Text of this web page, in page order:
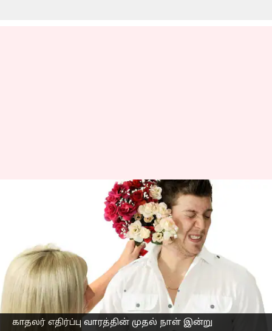
காதலர் எதிர்ப்பு வாரத்தின் முதல் நாள் இன்று
Slap Day 2023: காதலர்
எதிர்ப்பு வாரத்தின் முதல்
நாள் இன்று; அதன்
முக்கியத்துவத்தை
தெரிந்து கொள்ளுங்கள்
எழுதியவர் Venkatalakshmi V Feb 15, 2023
செய்தி முன்னோட்டம்